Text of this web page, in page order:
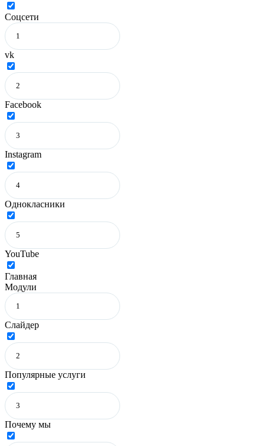
Соцсети
vk
Facebook
Instagram
Однокласники
YouTube
Главная
Модули
Слайдер
Популярные услуги
Почему мы